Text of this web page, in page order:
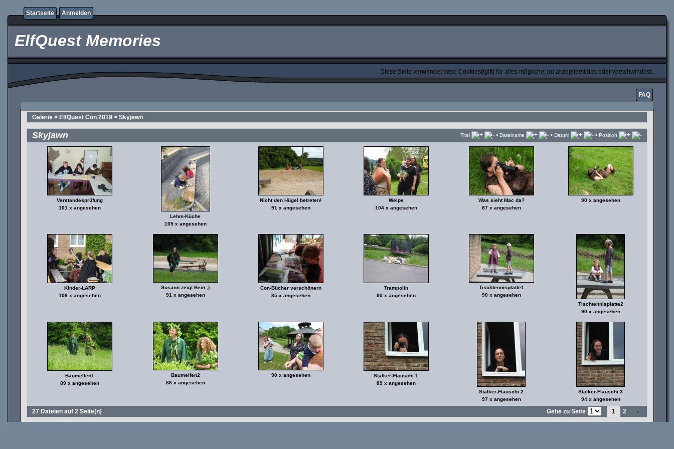
Startseite Anmelden
ElfQuest Memories
Diese Seite verwendet böse Cookies(igitt) für alles mögliche, du akzeptierst das oder verschwindest.
FAQ
Galerie > ElfQuest Con 2019 > Skyjawn
Skyjawn Titel • Dateiname • Datum • Position
Verstandesprüfung
101 x angesehen
Lehm-Küche
105 x angesehen
Nicht den Hügel betreten!
91 x angesehen
Welpe
104 x angesehen
Was sieht Mac da?
87 x angesehen
90 x angesehen
Kinder-LARP
106 x angesehen
Susann zeigt Bein ;)
91 x angesehen
Con-Bücher verschönern
85 x angesehen
Trampolin
90 x angesehen
Tischtennisplatte1
90 x angesehen
Tischtennisplatte2
90 x angesehen
Baumelfen1
89 x angesehen
Baumelfen2
88 x angesehen
90 x angesehen
Stalker-Flauschi 1
89 x angesehen
Stalker-Flauschi 2
97 x angesehen
Stalker-Flauschi 3
94 x angesehen
27 Dateien auf 2 Seite(n) Gehe zu Seite 1 2